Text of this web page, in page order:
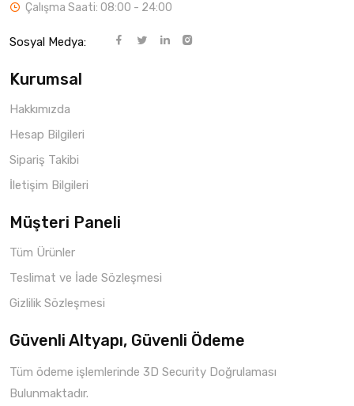
Çalışma Saati: 08:00 - 24:00
Sosyal Medya:
Kurumsal
Hakkımızda
Hesap Bilgileri
Sipariş Takibi
İletişim Bilgileri
Müşteri Paneli
Tüm Ürünler
Teslimat ve İade Sözleşmesi
Gizlilik Sözleşmesi
Güvenli Altyapı, Güvenli Ödeme
Tüm ödeme işlemlerinde 3D Security Doğrulaması
Bulunmaktadır.